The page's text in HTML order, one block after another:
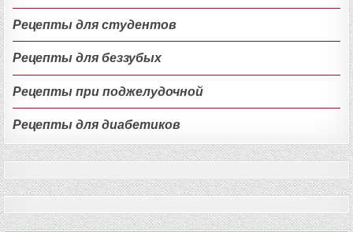
Рецепты для студентов
Рецепты для беззубых
Рецепты при поджелудочной
Рецепты для диабетиков